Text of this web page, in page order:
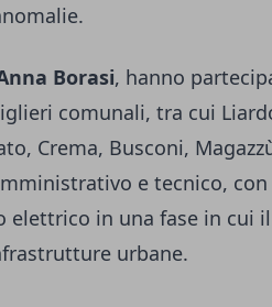
Borasi, hanno
comunali, tra cui
Crema, Busconi,
e tecnico,
elettrico in una fase in cui
urbane.